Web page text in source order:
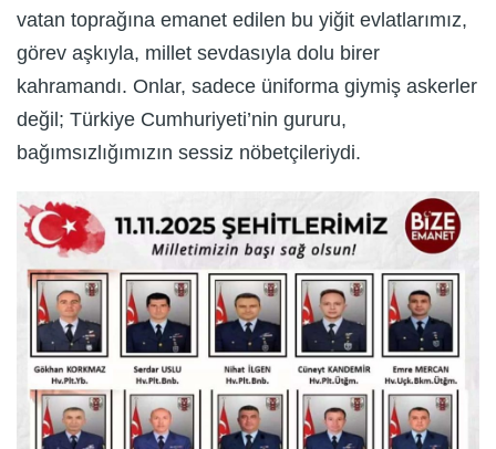
vatan toprağına emanet edilen bu yiğit evlatlarımız,
görev aşkıyla, millet sevdasıyla dolu birer
kahramandı. Onlar, sadece üniforma giymiş askerler
değil; Türkiye Cumhuriyeti’nin gururu,
bağımsızlığımızın sessiz nöbetçileriydi.